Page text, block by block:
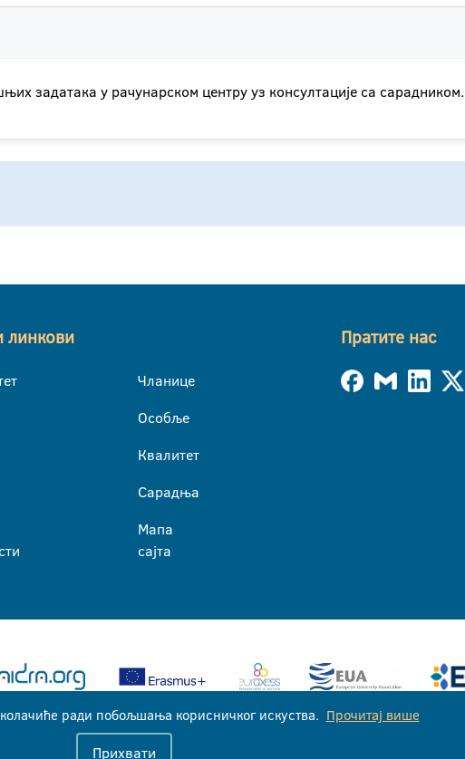
задатака у рачунарском центру уз консултације са сарадником.
линкови
Чланице
Особље
Квалитет
Сарадња
Мапа
сајта
Пратите нас
Универзитет у Бањој Луци © 2026
ради побољшања корисничког искуства. Прочитај више
Прихвати